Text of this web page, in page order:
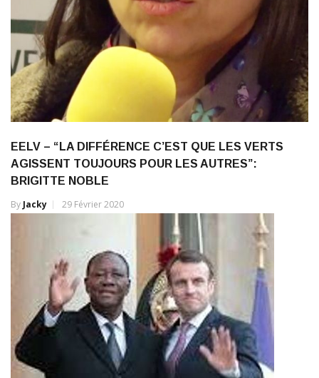
EELV – “LA DIFFÉRENCE C’EST QUE LES VERTS
AGISSENT TOUJOURS POUR LES AUTRES”:
BRIGITTE NOBLE
By Jacky 29 Février 2020